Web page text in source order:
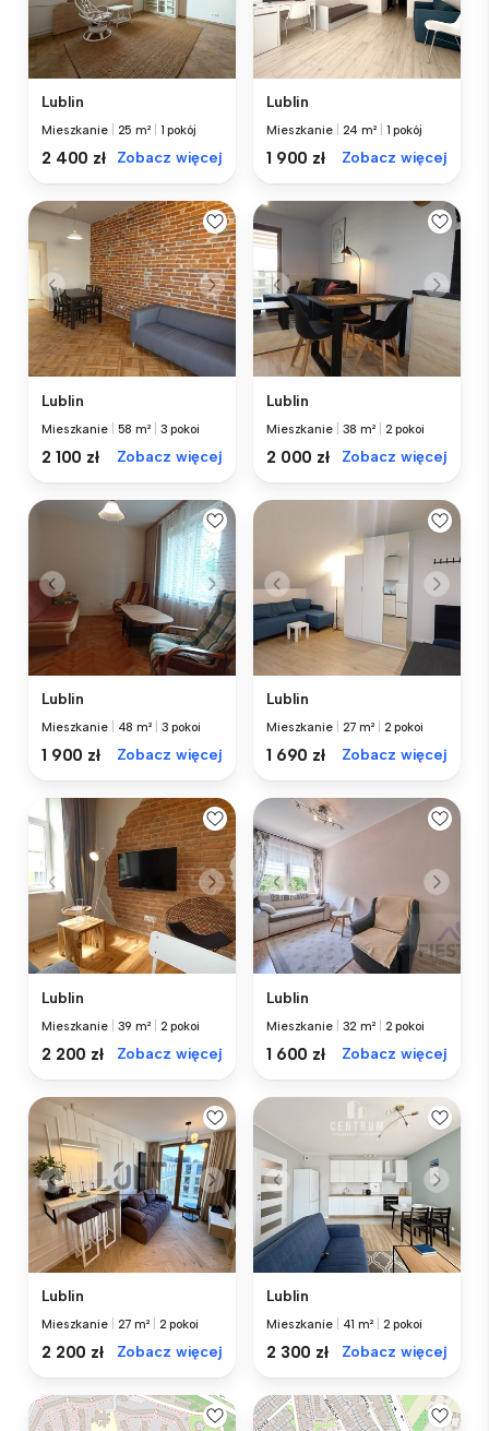
Lublin
Mieszkanie 25 m² 1 pokój
2 400 zł Zobacz więcej
Lublin
Mieszkanie 24 m² 1 pokój
1 900 zł Zobacz więcej
Lublin
Mieszkanie 58 m² 3 pokoi
2 100 zł Zobacz więcej
Lublin
Mieszkanie 38 m² 2 pokoi
2 000 zł Zobacz więcej
Lublin
Mieszkanie 48 m² 3 pokoi
1 900 zł Zobacz więcej
Lublin
Mieszkanie 27 m² 2 pokoi
1 690 zł Zobacz więcej
Lublin
Mieszkanie 39 m² 2 pokoi
2 200 zł Zobacz więcej
Lublin
Mieszkanie 32 m² 2 pokoi
1 600 zł Zobacz więcej
Lublin
Mieszkanie 27 m² 2 pokoi
2 200 zł Zobacz więcej
Lublin
Mieszkanie 41 m² 2 pokoi
2 300 zł Zobacz więcej